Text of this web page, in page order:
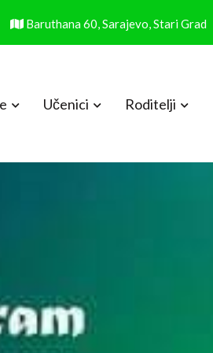
Baruthana 60, Sarajevo, Stari Grad
Učenici Roditelji